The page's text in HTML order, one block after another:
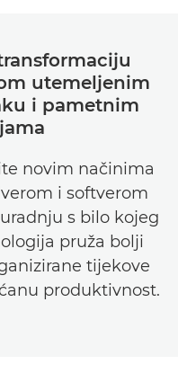
utemeljenim
i pametnim
novim načinima
i softverom
s bilo kojeg
pruža bolji
tijekove
produktivnost.